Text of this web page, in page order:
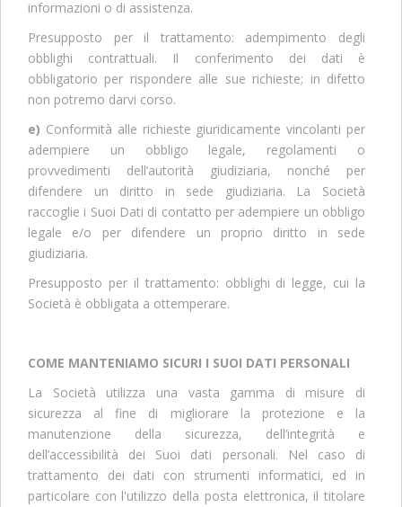
informazioni o di assistenza.
Presupposto per il trattamento: adempimento degli
obblighi contrattuali. Il conferimento dei dati è
obbligatorio per rispondere alle sue richieste; in difetto
non potremo darvi corso.
e) Conformità alle richieste giuridicamente vincolanti per
adempiere un obbligo legale, regolamenti o
provvedimenti dell’autorità giudiziaria, nonché per
difendere un diritto in sede giudiziaria. La Società
raccoglie i Suoi Dati di contatto per adempiere un obbligo
legale e/o per difendere un proprio diritto in sede
giudiziaria.
Presupposto per il trattamento: obblighi di legge, cui la
Società è obbligata a ottemperare.
COME MANTENIAMO SICURI I SUOI DATI PERSONALI
La Società utilizza una vasta gamma di misure di
sicurezza al fine di migliorare la protezione e la
manutenzione della sicurezza, dell’integrità e
dell’accessibilità dei Suoi dati personali. Nel caso di
trattamento dei dati con strumenti informatici, ed in
particolare con l'utilizzo della posta elettronica, il titolare